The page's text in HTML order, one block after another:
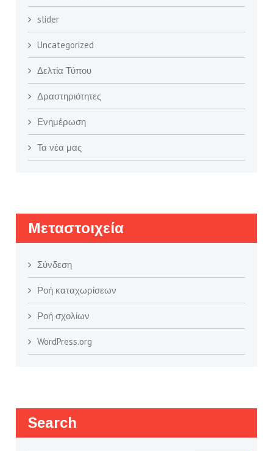
slider
Uncategorized
Δελτία Τύπου
Δραστηριότητες
Ενημέρωση
Τα νέα μας
Μεταστοιχεία
Σύνδεση
Ροή καταχωρίσεων
Ροή σχολίων
WordPress.org
Search